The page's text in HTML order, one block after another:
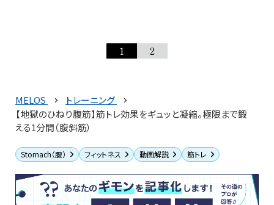
1 2
MELOS
トレーニング
【地獄のひねり腹筋】筋トレ効果をギュッと凝縮。極限まで鍛
える1分間（腹斜筋）
Stomach（腹） フィットネス 動画解説 筋トレ